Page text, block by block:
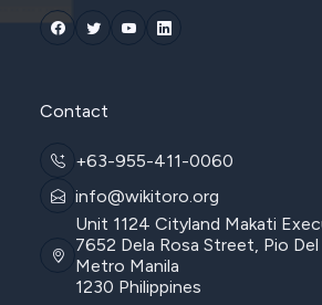
Contact
+63-955-411-0060
info@wikitoro.org
Unit 1124 Cityland Makati
7652 Dela Rosa Street, Pio Del
Metro Manila
1230 Philippines